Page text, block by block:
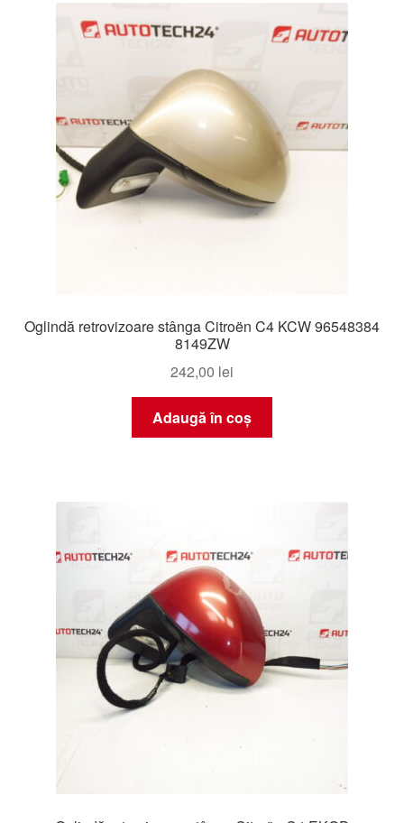
Oglindă retrovizoare stânga Citroën C4 KCW 96548384
8149ZW
242,00 lei
Adaugă în coș